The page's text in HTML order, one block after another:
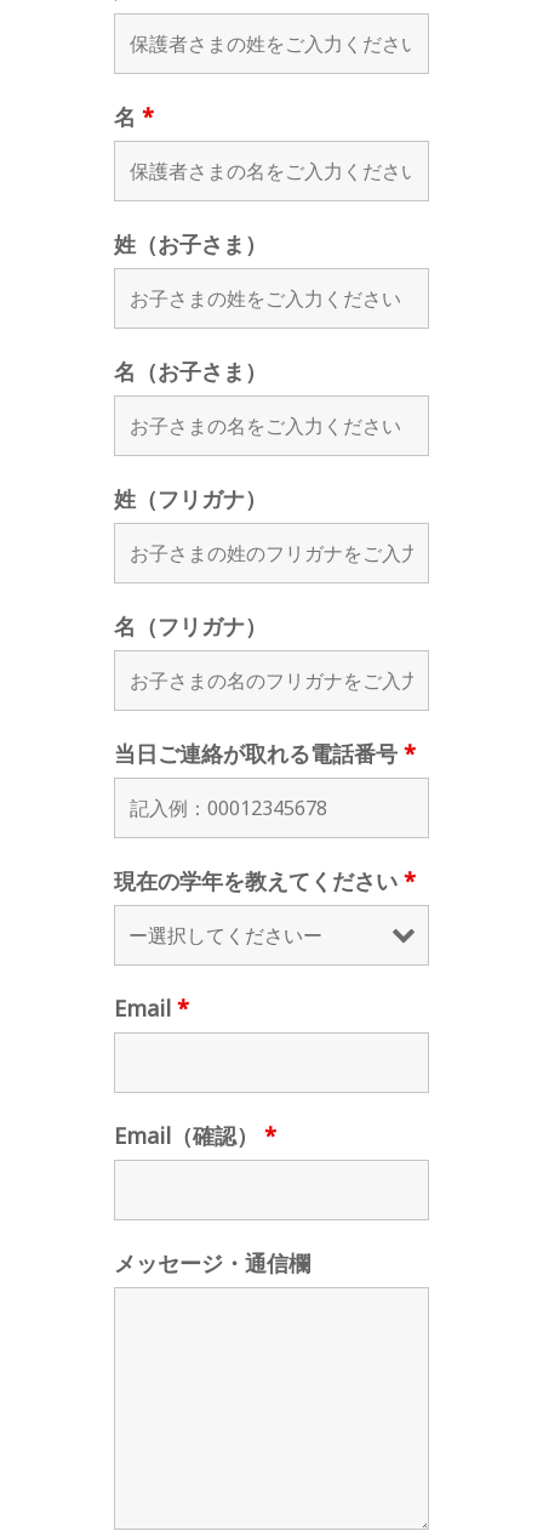
名 *
姓（お子さま）
名（お子さま）
姓（フリガナ）
名（フリガナ）
当日ご連絡が取れる電話番号 *
現在の学年を教えてください *
Email *
Email（確認） *
メッセージ・通信欄